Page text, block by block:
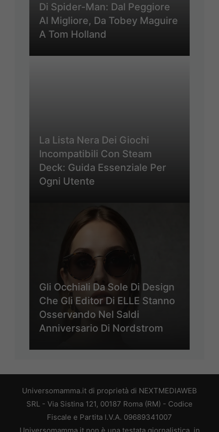
Di Spider-Man: Dal Peggiore
Al Migliore, Da Tobey Maguire
A Tom Holland
La Lista Nera Dei Giochi
Incompatibili Con Steam
Deck: Guida Essenziale Per
Ogni Utente
Gli Occhiali Da Sole Di Design
Che Gli Editor Di ELLE Stanno
Osservando Nel Saldi
Anniversario Di Nordstrom
Universomamma.it di proprietà di NEXTMEDIAWEB
SRL - Via Sistina 121, 00187 Roma (RM) - Codice
Fiscale e Partita I.V.A. 09689341007